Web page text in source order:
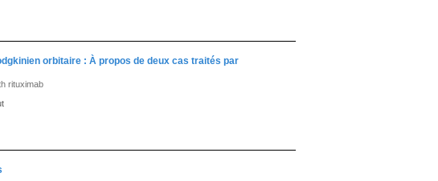
orbitaire : À propos de deux cas traités par
rituximab